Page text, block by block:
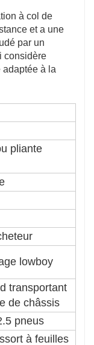
à col de
et a une
par un
considère
adaptée à la
pliante
lowboy
transportant
de châssis
pneus
à feuilles